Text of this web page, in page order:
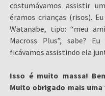
costumávamos assistir
éramos crianças (risos).
Watanabe, tipo: “meu
Macross Plus”, sabe?
ficávamos assistindo ela
Isso é muito massa!
Muito obrigado mais